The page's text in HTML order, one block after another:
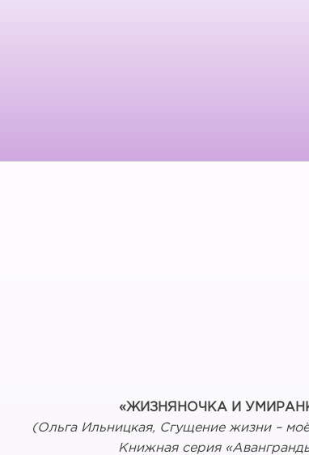
«ЖИЗНЯНОЧКА И
(Ольга Ильницкая, Сгущение жизни –
Книжная серия